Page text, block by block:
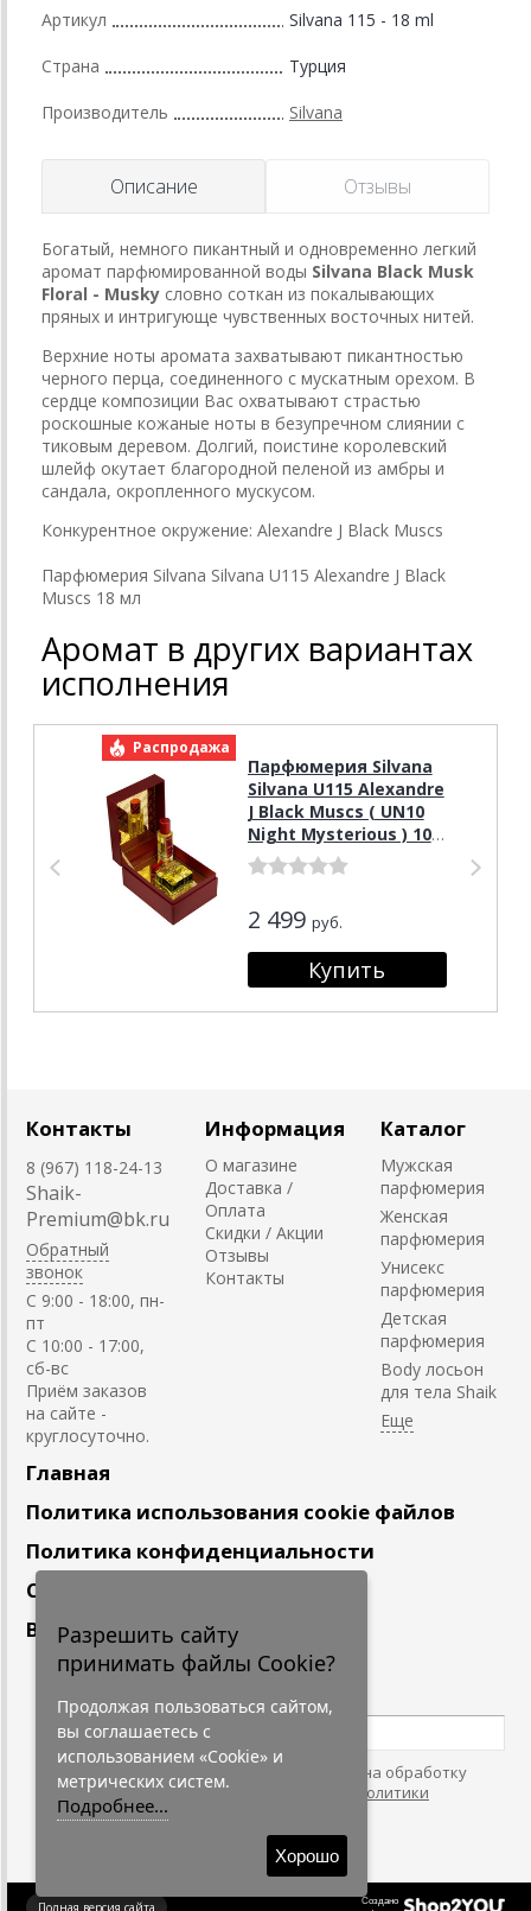
Артикул Silvana 115 - 18 ml
Страна Турция
Производитель Silvana
Описание Отзывы
Богатый, немного пикантный и одновременно легкий
аромат парфюмированной воды Silvana Black Musk
Floral - Musky словно соткан из покалывающих
пряных и интригующе чувственных восточных нитей.
Верхние ноты аромата захватывают пикантностью
черного перца, соединенного с мускатным орехом. В
сердце композиции Вас охватывают страстью
роскошные кожаные ноты в безупречном слиянии с
тиковым деревом. Долгий, поистине королевский
шлейф окутает благородной пеленой из амбры и
сандала, окропленного мускусом.
Конкурентное окружение: Alexandre J Black Muscs
Парфюмерия Silvana Silvana U115 Alexandre J Black
Muscs 18 мл
Аромат в других вариантах
исполнения
Распродажа
Парфюмерия Silvana
Silvana U115 Alexandre
J Black Muscs ( UN10
Night Mysterious ) 100
мл + 30 мл
2 499 руб.
Контакты
8 (967) 118-24-13
Shaik-
Premium@bk.ru
Обратный
звонок
C 9:00 - 18:00, пн-
пт
С 10:00 - 17:00,
сб-вс
Приём заказов
на сайте -
круглосуточно.
Информация
О магазине
Доставка /
Оплата
Скидки / Акции
Отзывы
Контакты
Каталог
Мужская
парфюмерия
Женская
парфюмерия
Унисекс
парфюмерия
Детская
парфюмерия
Body лосьон
для тела Shaik
Главная
Политика использования cookie файлов
Политика конфиденциальности
Сотрудничество
Вакансии
Подпишитесь
Нажимая на кнопку, я даю согласие на обработку
персональных данных. С условиями
"Политики
Конфидециальности"
Создано
Полная версия сайта
Разрешить сайту
принимать файлы Cookie?
Продолжая пользоваться сайтом,
вы соглашаетесь с
использованием «Cookie» и
метрических систем.
Подробнее...
Хорошо